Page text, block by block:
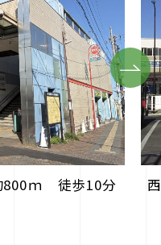
800ｍ 徒歩10分
Next